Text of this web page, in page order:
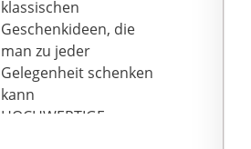
klassischen
Geschenkideen, die
man zu jeder
Gelegenheit schenken
kann
HOCHWERTIGE